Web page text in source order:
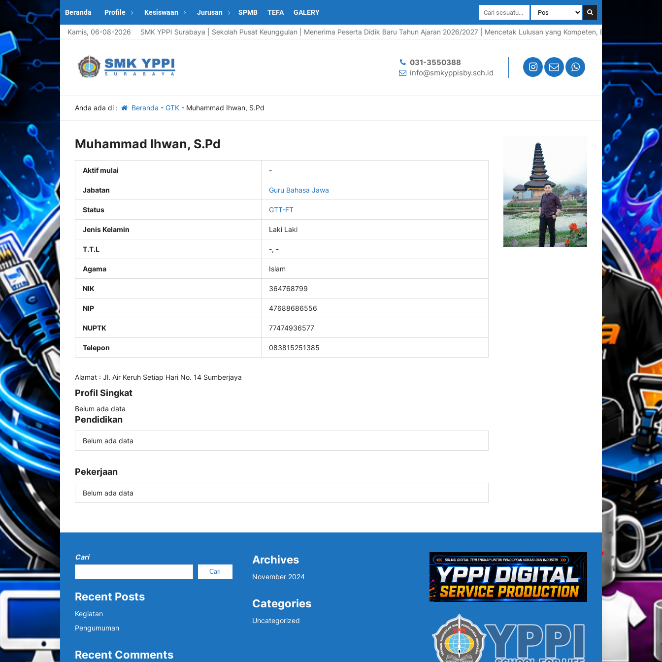
Beranda Profile Kesiswaan Jurusan SPMB TEFA GALERY
Kamis, 06-08-2026
Selamat Datang di Website Resmi SMK YPPI Surabaya | Sekolah Pusat Keunggulan | Menerima Peserta Didik Baru Tahun Ajaran 2026/2027 | Mencetak Lulusan yang Kompeten, Berkarakter, dan Siap
031-3550388
info@smkyppisby.sch.id
Anda ada di : Beranda - GTK- Muhammad Ihwan, S.Pd
Muhammad Ihwan, S.Pd
Aktif mulai -
Jabatan Guru Bahasa Jawa
Status GTT-FT
Jenis Kelamin Laki Laki
T.T.L -, -
Agama Islam
NIK 364768799
NIP 47688686556
NUPTK 77474936577
Telepon 083815251385
Alamat : Jl. Air Keruh Setiap Hari No. 14 Sumberjaya
Profil Singkat
Belum ada data
Pendidikan
Belum ada data
Pekerjaan
Belum ada data
Cari
Cari
Recent Posts
Kegiatan
Pengumuman
Recent Comments
Archives
November 2024
Categories
Uncategorized